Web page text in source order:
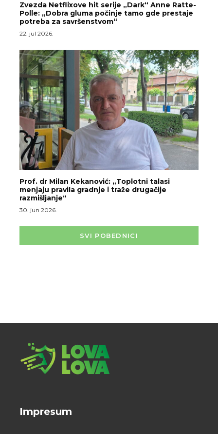
Zvezda Netflixove hit serije „Dark“ Anne Ratte-
Polle: „Dobra gluma počinje tamo gde prestaje
potreba za savršenstvom“
22. jul 2026.
Prof. dr Milan Kekanović: „Toplotni talasi
menjaju pravila gradnje i traže drugačije
razmišljanje“
30. jun 2026.
SVI POBEDNICI
Impresum